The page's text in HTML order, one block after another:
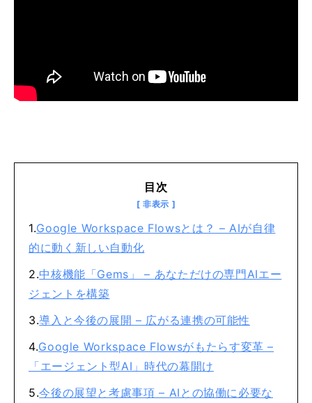
目次
Google Workspace Flowsとは？ – AIが自律
的に動く新しい自動化
中核機能「Gems」 – あなただけの専門AIエー
ジェントを構築
導入と今後の展開 – 広がる連携の可能性
Google Workspace Flowsがもたらす変革 –
「エージェント型AI」時代の幕開け
今後の展望と考慮事項 – AIとの協働に必要な